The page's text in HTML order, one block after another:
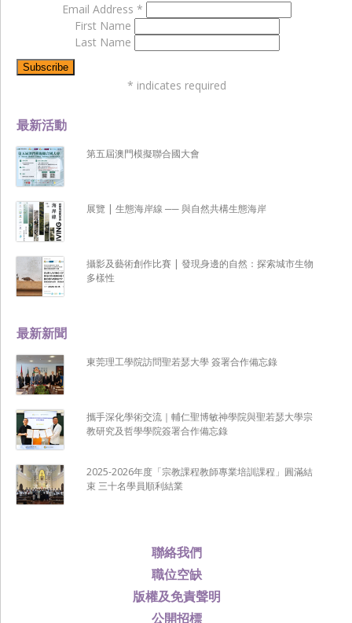
聯絡我們
職位空缺
版權及免責聲明
公開招標
最新新聞
東莞理工學院訪問聖若瑟大學 簽署合作備忘錄
攜手深化學術交流｜輔仁聖博敏神學院與聖若瑟大學宗
教研究及哲學學院簽署合作備忘錄
2025-2026年度「宗教課程教師專業培訓課程」圓滿結
束 三十名學員順利結業
最新活動
第五屆澳門模擬聯合國大會
展覽 | 生態海岸線 ── 與自然共構生態海岸
攝影及藝術創作比賽 | 發現身邊的自然：探索城市生物
多樣性
Email Address *
First Name
Last Name
* indicates required